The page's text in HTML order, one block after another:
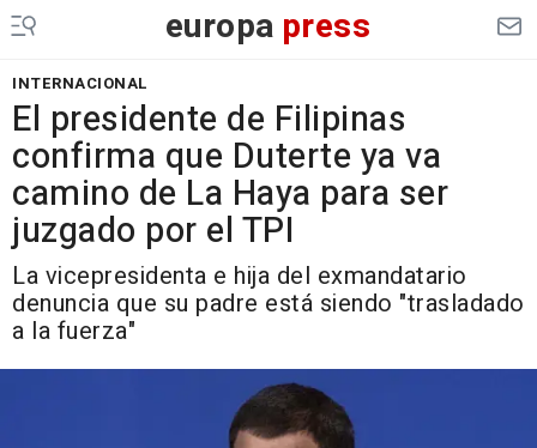
europa press
INTERNACIONAL
El presidente de Filipinas
confirma que Duterte ya va
camino de La Haya para ser
juzgado por el TPI
La vicepresidenta e hija del exmandatario
denuncia que su padre está siendo "trasladado
a la fuerza"